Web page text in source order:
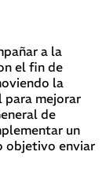
a la
el fin de
la
para mejorar
de
un
objetivo enviar